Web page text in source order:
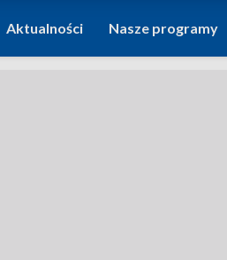
Aktualności Nasze programy